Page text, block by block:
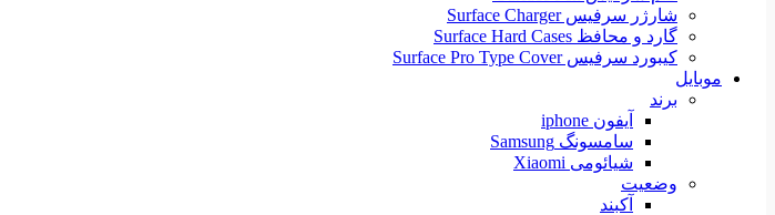
شارژر سرفیس Surface Charger
گارد و محافظ Surface Hard Cases
کیبورد سرفیس Surface Pro Type Cover
موبایل
برند
آیفون iphone
سامسونگ Samsung
شیائومی Xiaomi
وضعیت
آکبند